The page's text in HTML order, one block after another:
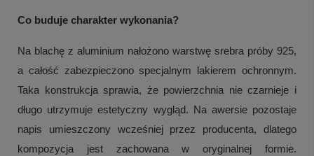
Co buduje charakter wykonania?
Na blachę z aluminium nałożono warstwę srebra próby 925,
a całość zabezpieczono specjalnym lakierem ochronnym.
Taka konstrukcja sprawia, że powierzchnia nie czarnieje i
długo utrzymuje estetyczny wygląd. Na awersie pozostaje
napis umieszczony wcześniej przez producenta, dlatego
kompozycja jest zachowana w oryginalnej formie.